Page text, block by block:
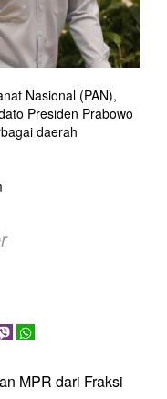
Nasional (PAN),
Presiden Prabowo
daerah
MPR dari Fraksi